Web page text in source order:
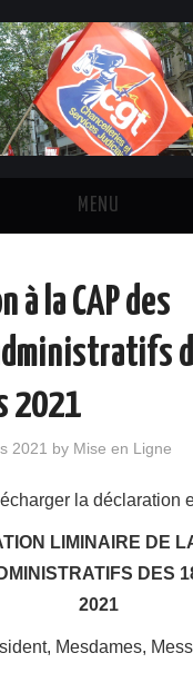
MENU
E-S CGT
ET OBLIGATIONS
à la CAP des
2021
2021 by Mise en Ligne
la déclaration
LIMINAIRE DE
DES
2021
Mesdames,